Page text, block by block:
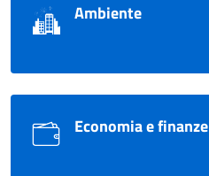
Ambiente
Economia e finanze